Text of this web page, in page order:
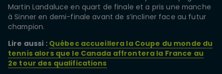
Martin Landaluce en quart de finale et a pris une manche
à Sinner en demi-finale avant de s’incliner face au futur
champion.
Lire aussi : Québec accueillera la Coupe du monde du
tennis alors que le Canada affrontera la France au
2e tour des qualifications